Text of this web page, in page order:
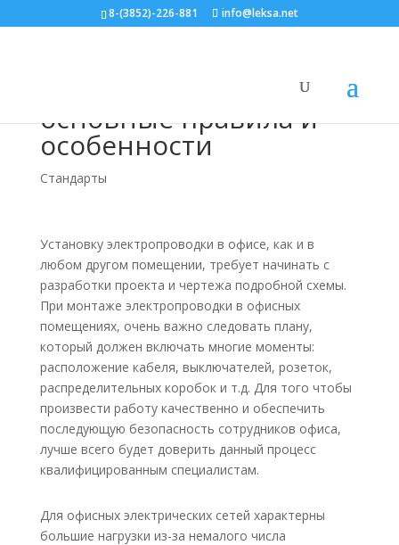
8-(3852)-226-881 info@leksa.net
основные правила и
особенности
Стандарты
Установку электропроводки в офисе, как и в
любом другом помещении, требует начинать с
разработки проекта и чертежа подробной схемы.
При монтаже электропроводки в офисных
помещениях, очень важно следовать плану,
который должен включать многие моменты:
расположение кабеля, выключателей, розеток,
распределительных коробок и т.д. Для того чтобы
произвести работу качественно и обеспечить
последующую безопасность сотрудников офиса,
лучше всего будет доверить данный процесс
квалифицированным специалистам.
Для офисных электрических сетей характерны
большие нагрузки из-за немалого числа